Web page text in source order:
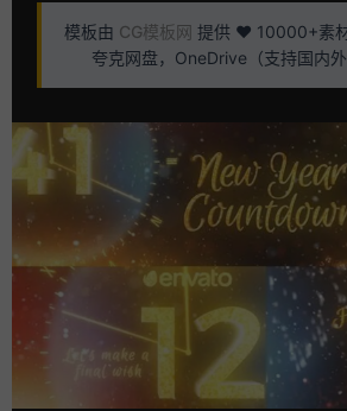
模板由 CG模板网 提供 ❤️ 10000+素材
夸克网盘，OneDrive（支持国内